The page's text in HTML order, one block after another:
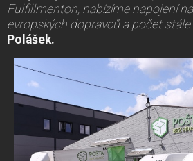
Fulfillmenton, nabízíme napojení
evropských dopravců a počet stále
Polášek.